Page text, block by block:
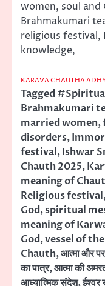
women, soul and
Brahmakumari
religious festival,
knowledge,
KARAVA CHAUTHA
Tagged
Brahmakumari
married women,
disorders,
festival,Ishwar
Chauth 2025,
meaning of
Religious festival
God,spiritual
meaning of
God,vessel of
Chauth,आत्मा और
का पात्र,आत्मा की
आध्यात्मिक संदेश,ईश्वर